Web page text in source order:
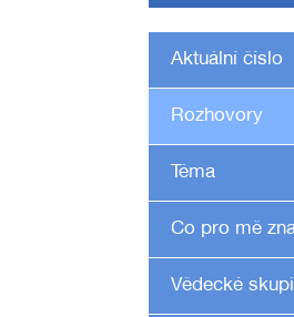
Aktuální číslo
Rozhovory
Téma
Co pro mě
Vědecké